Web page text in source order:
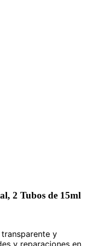
2 Tubos de 15ml
y
y reparaciones en